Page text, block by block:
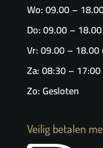
Wo: 09.00 –
Do: 09.00 –
Vr: 09.00 –
Za: 08:30 –
Zo: Gesloten
Veilig betalen